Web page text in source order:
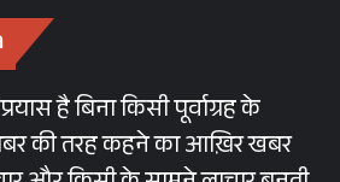
है बिना किसी पूर्वाग्रह के
की तरह कहने का आख़िर खबर